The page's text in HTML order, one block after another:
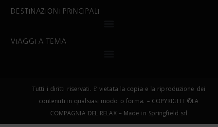
DESTINAZIONI PRINCIPALI
VIAGGI A TEMA
Tutti i diritti riservati. E’ vietata la copia e la riproduzione dei
contenuti in qualsiasi modo o forma. – COPYRIGHT ©LA
COMPAGNIA DEL RELAX – Made in Springfield srl